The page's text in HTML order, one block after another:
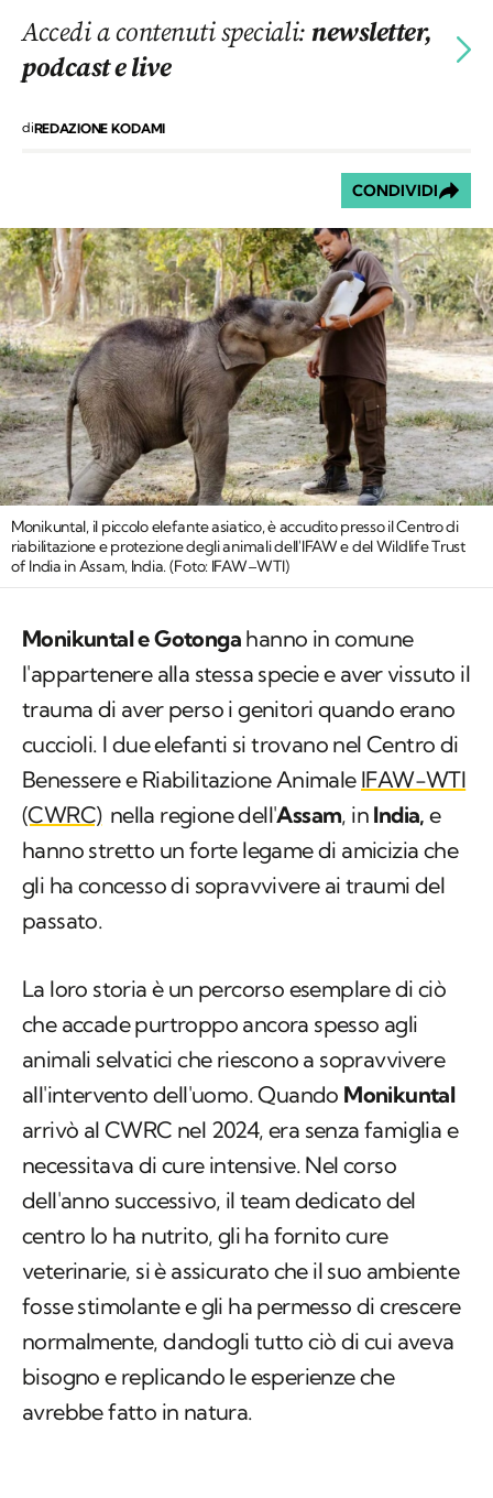
Accedi a contenuti speciali:newsletter,
podcast e live
diREDAZIONE KODAMI
CONDIVIDI
Monikuntal, il piccolo elefante asiatico, è accudito presso il Centro di
riabilitazione e protezione degli animali dell'IFAW e del Wildlife Trust
of India in Assam, India. (Foto: IFAW–WTI)
Monikuntal e Gotonga hanno in comune
l'appartenere alla stessa specie e aver vissuto il
trauma di aver perso i genitori quando erano
cuccioli. I due elefanti si trovano nel Centro di
Benessere e Riabilitazione Animale IFAW-WTI
(CWRC) nella regione dell'Assam, in India, e
hanno stretto un forte legame di amicizia che
gli ha concesso di sopravvivere ai traumi del
passato.
La loro storia è un percorso esemplare di ciò
che accade purtroppo ancora spesso agli
animali selvatici che riescono a sopravvivere
all'intervento dell'uomo. Quando Monikuntal
arrivò al CWRC nel 2024, era senza famiglia e
necessitava di cure intensive. Nel corso
dell'anno successivo, il team dedicato del
centro lo ha nutrito, gli ha fornito cure
veterinarie, si è assicurato che il suo ambiente
fosse stimolante e gli ha permesso di crescere
normalmente, dandogli tutto ciò di cui aveva
bisogno e replicando le esperienze che
avrebbe fatto in natura.